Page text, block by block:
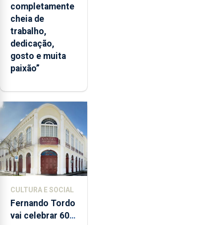
completamente
cheia de
trabalho,
dedicação,
gosto e muita
paixão”
CULTURA E SOCIAL
Fernando Tordo
vai celebrar 60